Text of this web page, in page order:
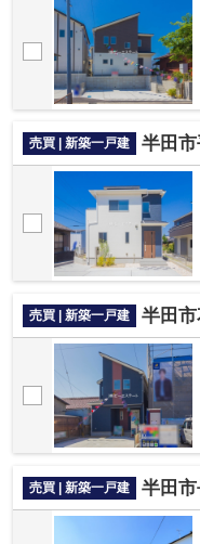
売買 | 新築一戸建 半田
売買 | 新築一戸建 半田
売買 | 新築一戸建 半田